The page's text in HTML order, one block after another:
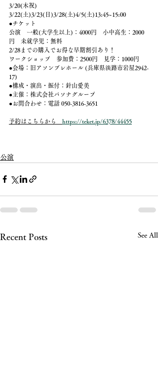
3/20(木祝)
3/22(土)3/23(日)3/28(土)4/5(土)13:45~15:00
●チケット
公演　一般(大学生以上)：4000円　小中高生：2000
円　未就学児：無料
2/28までの購入でお得な早期割引あり！
ワークショップ　参加費：2500円　見学：1000円
●会場：旧アソンブレホール (兵庫県淡路市岩屋2942-
17)
●構成・演出・振付：針山愛美
●主催：株式会社パソナグループ
●お問合わせ：電話 050-3816-3651
予約はこちらから https://teket.jp/6378/44455
公演
Recent Posts See All